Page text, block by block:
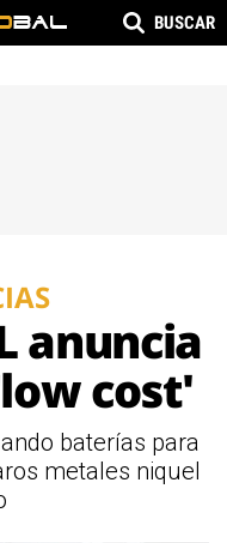
BUSCAR
anuncia
cost'
baterías para
metales niquel